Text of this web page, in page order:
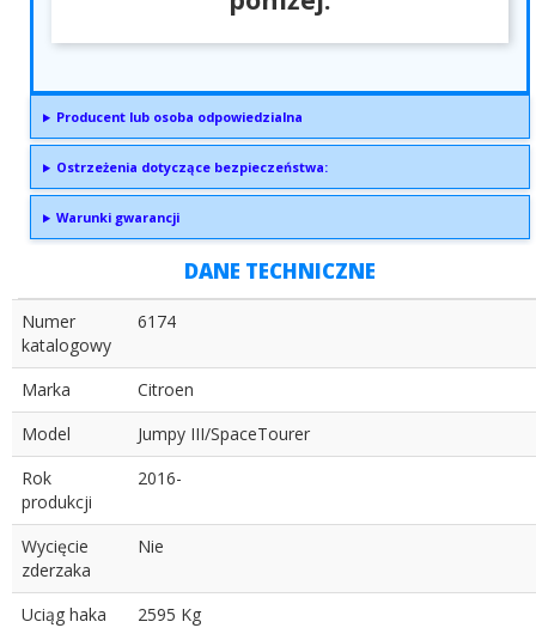
Producent lub osoba odpowiedzialna
Ostrzeżenia dotyczące bezpieczeństwa:
Warunki gwarancji
DANE TECHNICZNE
Numer
katalogowy
6174
Marka
Citroen
Model
Jumpy III/SpaceTourer
Rok
produkcji
2016-
Wycięcie
zderzaka
Nie
Uciąg haka
2595 Kg